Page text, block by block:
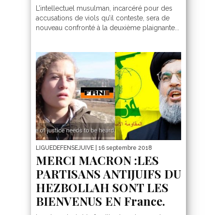
L’intellectuel musulman, incarcéré pour des
accusations de viols qu’il conteste, sera de
nouveau confronté à la deuxième plaignante...
LIGUEDEFENSEJUIVE | 16 septembre 2018
MERCI MACRON :LES
PARTISANS ANTIJUIFS DU
HEZBOLLAH SONT LES
BIENVENUS EN France.